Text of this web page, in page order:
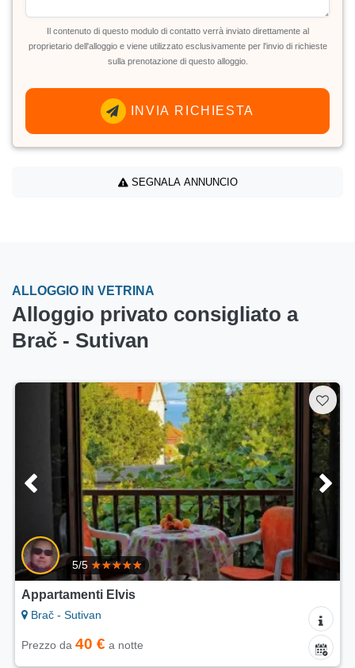
Il contenuto di questo modulo di contatto verrà inviato direttamente al
proprietario dell'alloggio e viene utilizzato esclusivamente per l'invio di richieste
sulla prenotazione di questo alloggio.
INVIA RICHIESTA
SEGNALA ANNUNCIO
ALLOGGIO IN VETRINA
Alloggio privato consigliato a
Brač - Sutivan
5/5
Appartamenti Elvis
Brač - Sutivan
Prezzo da 40 € a notte